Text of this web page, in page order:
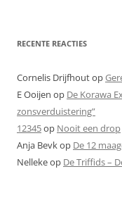
RECENTE REACTIES
Cornelis Drijfhoutop
E Ooijen op De Korawa
zonsverduistering”
12345op Nooit een drop
Anja Bevkop De 12
Nellekeop De Triffids –